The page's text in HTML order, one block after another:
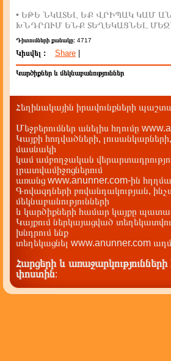
• ԵԹԵ ՆԿԱՏԵԼ ԵՔ ՎՐԻՊԱԿ ԿԱՄ
ԽՆԴՐՈՒՄ ԵՆՔ ՏԵՂԵԿԱՑՆԵԼ
Դիտումների քանակը: 4717
Կիսվել : Share
Կարծիքներ և մեկնաբանություններ
Հեղինակային իրավունքների
Մեջբերումներ անելիս հղումը
Կայքի հոդվածների,
մասնակի
կամ ամբողջական
լրատվամիջոցներում
առանց www.anunner.com-ին
Գովազդների բովանդակության,
մեկնաբանությունների
և կարծիքների համար կայքը
Կայքում ներկայացված
խնդրում ենք
տեղեկացնել www.anunner.com
Հարցերի և
փոստին: